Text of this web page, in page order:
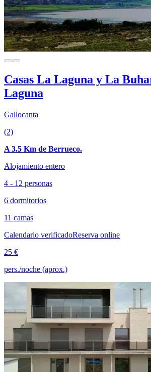
Casas La Laguna y La
Laguna
Gallocanta
(2)
A 3.5 Km de Berrueco.
Alojamiento entero
4 - 12 personas
6 dormitorios
11 camas
Calendario verificadoReserva online
25 €
pers./noche (aprox.)